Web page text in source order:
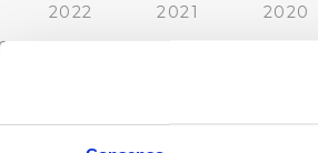
2022 2021 2020